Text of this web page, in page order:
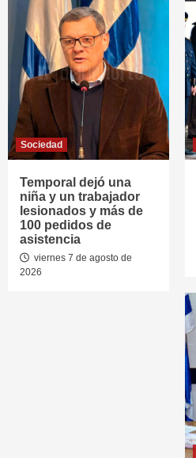
Sociedad
Temporal dejó una
niña y un trabajador
lesionados y más de
100 pedidos de
asistencia
viernes 7 de agosto de
2026